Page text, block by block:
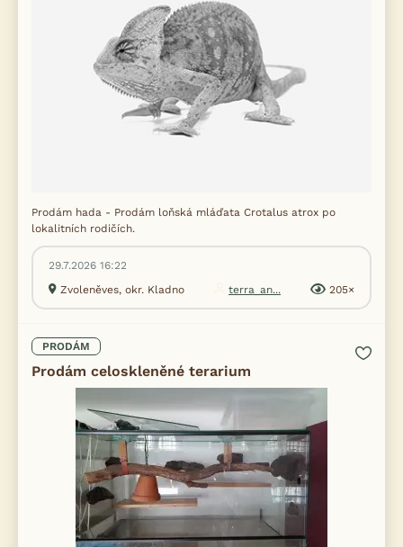
Prodám hada - Prodám loňská mláďata Crotalus atrox po
lokalitních rodičích.
29.7.2026 16:22
Zvoleněves, okr. Kladno
terra_an... 205×
PRODÁM
Prodám celoskleněné terarium